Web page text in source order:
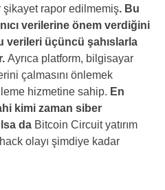
şikayet rapor edilmemiş. Bu
verilerine önem verdiğini
verileri üçüncü şahıslarla
Ayrıca platform, bilgisayar
çalmasını önlemek
hizmetine sahip. En
kimi zaman siber
da Bitcoin Circuit yatırım
olayı şimdiye kadar